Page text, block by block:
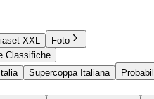
XXL
Foto
Classifiche
Supercoppa Italiana